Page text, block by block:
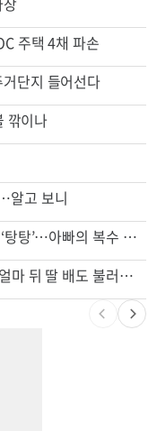
주택 4채 파손
단지 들어선다
깎이나
알고 보니
“내 딸 건드렸지” 성폭행범 유인해 ‘탕탕’…아빠의 복수 결말
엄마 성폭행한 “사람 좋은 장씨”…얼마 뒤 딸 배도 불러왔다